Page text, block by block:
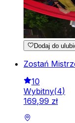
Dodaj do
Zostań
10
Wybitny(4)
169,99 zł